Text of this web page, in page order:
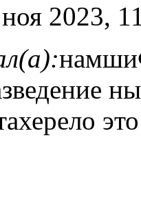
2023,